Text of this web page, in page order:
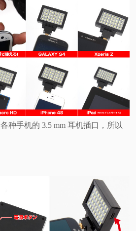
种手机的 3.5 mm 耳机插口，所以